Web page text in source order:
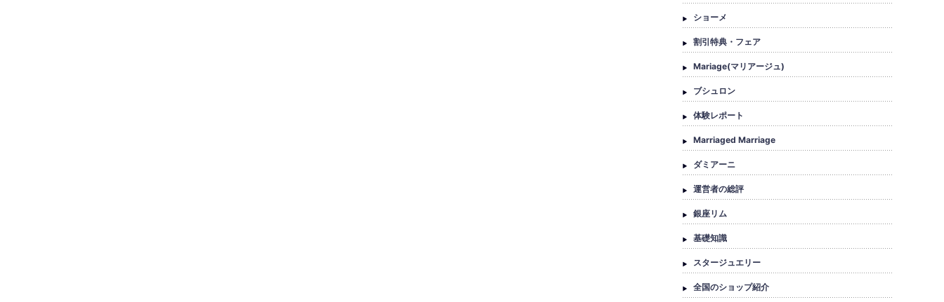
ショーメ
割引特典・フェア
Mariage(マリアージュ)
ブシュロン
体験レポート
Marriaged Marriage
ダミアーニ
運営者の総評
銀座リム
基礎知識
スタージュエリー
全国のショップ紹介